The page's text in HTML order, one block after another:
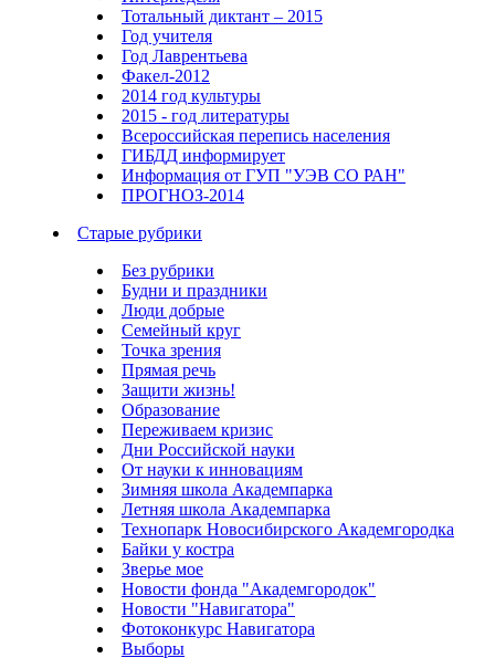
Тотальный диктант – 2015
Год учителя
Год Лаврентьева
Факел-2012
2014 год культуры
2015 - год литературы
Всероссийская перепись населения
ГИБДД информирует
Информация от ГУП "УЭВ СО РАН"
ПРОГНОЗ-2014
Старые рубрики
Без рубрики
Будни и праздники
Люди добрые
Семейный круг
Точка зрения
Прямая речь
Защити жизнь!
Образование
Переживаем кризис
Дни Российской науки
От науки к инновациям
Зимняя школа Академпарка
Летняя школа Академпарка
Технопарк Новосибирского Академгородка
Байки у костра
Зверье мое
Новости фонда "Академгородок"
Новости "Навигатора"
Фотоконкурс Навигатора
Выборы